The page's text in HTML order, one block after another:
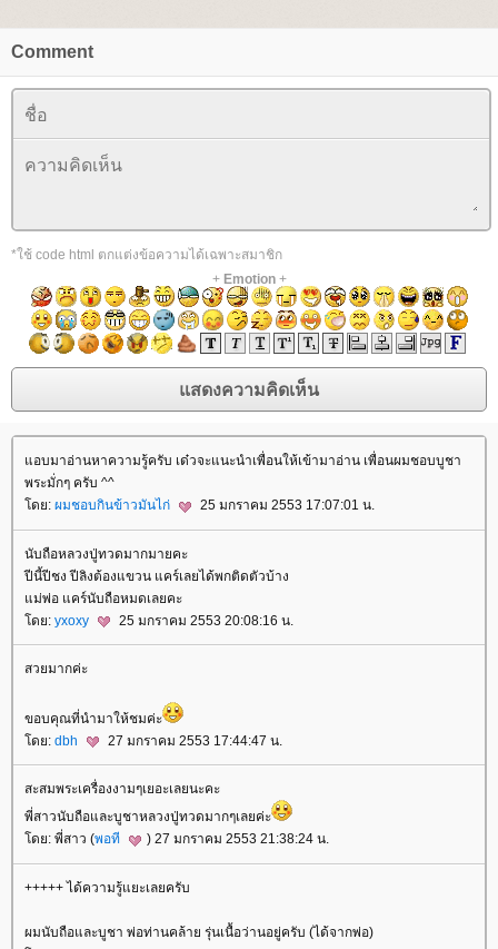
Comment
*ใช้ code html ตกแต่งข้อความได้เฉพาะสมาชิก
+ Emotion+
อบมาอ่านหาความรู้ครับ เด๋วจะแนะนำเพื่อนให้เข้ามาอ่าน เพื่อนผมชอบบูชา
พระมั่กๆ ครับ ^^
ดย: ผมชอบกินข้าวมันไก่ 25 มกราคม 2553 17:07:01 น.
นับถือหลวงปู่ทวดมากมายคะ
ปีนี้ปีชง ปีลิงต้องแขวน แคร์เลยได้พกติดตัวบ้าง
ม่พ่อ แคร์นับถือหมดเลยคะ
ดย: yxoxy 25 มกราคม 2553 20:08:16 น.
สวยมากค่ะ
ขอบคุณที่นำมาให้ชมค่ะ
ดย: dbh 27 มกราคม 2553 17:44:47 น.
สะสมพระเครื่องงามๆเยอะเลยนะคะ
พี่สาวนับถือและบูชาหลวงปู่ทวดมากๆเลยค่ะ
ดย: พี่สาว (พอที ) 27 มกราคม 2553 21:38:24 น.
+++++ ได้ความรู้แยะเลยครับ
ผมนับถือและบูชา พ่อท่านคล้าย รุ่นเนื้อว่านอยู่ครับ (ได้จากพ่อ)